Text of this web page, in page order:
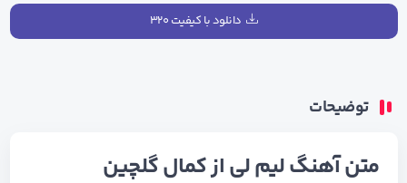
دانلود با کیفیت ۳۲۰
توضیحات
متن آهنگ لیم لی از کمال گلچین